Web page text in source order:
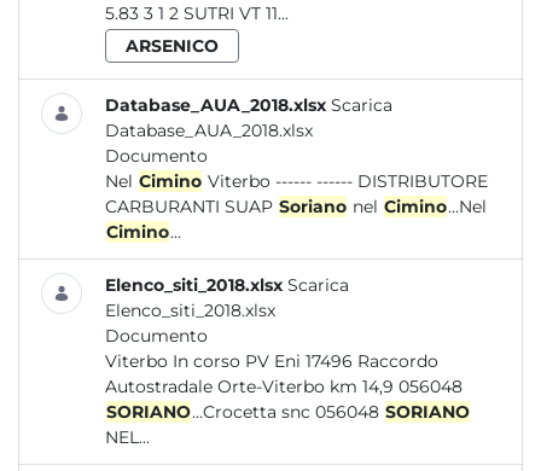
5.83 3 1 2 SUTRI VT 11...
ARSENICO
Database_AUA_2018.xlsx Scarica
Database_AUA_2018.xlsx
Documento
Nel Cimino Viterbo ------ ------ DISTRIBUTORE
CARBURANTI SUAP Soriano nel Cimino...Nel
Cimino...
Elenco_siti_2018.xlsx Scarica
Elenco_siti_2018.xlsx
Documento
Viterbo In corso PV Eni 17496 Raccordo
Autostradale Orte-Viterbo km 14,9 056048
SORIANO...Crocetta snc 056048 SORIANO
NEL...